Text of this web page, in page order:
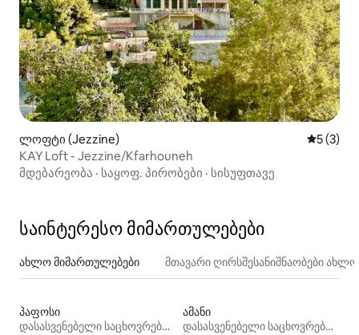
ლოფტი (Jezzine)
5 (3)
KAY Loft - Jezzine/Kfarhouneh
მდებარეობა · საყოფ. პირობები · სისუფთავე
საინტერესო მიმართულებები
ახლო მიმართულებები მთავარი ღირსშესანიშნაობები
პაფოსი
დასასვენებელი საცხოვრებლები
ამანი
დასასვენებელი საცხოვრებლები